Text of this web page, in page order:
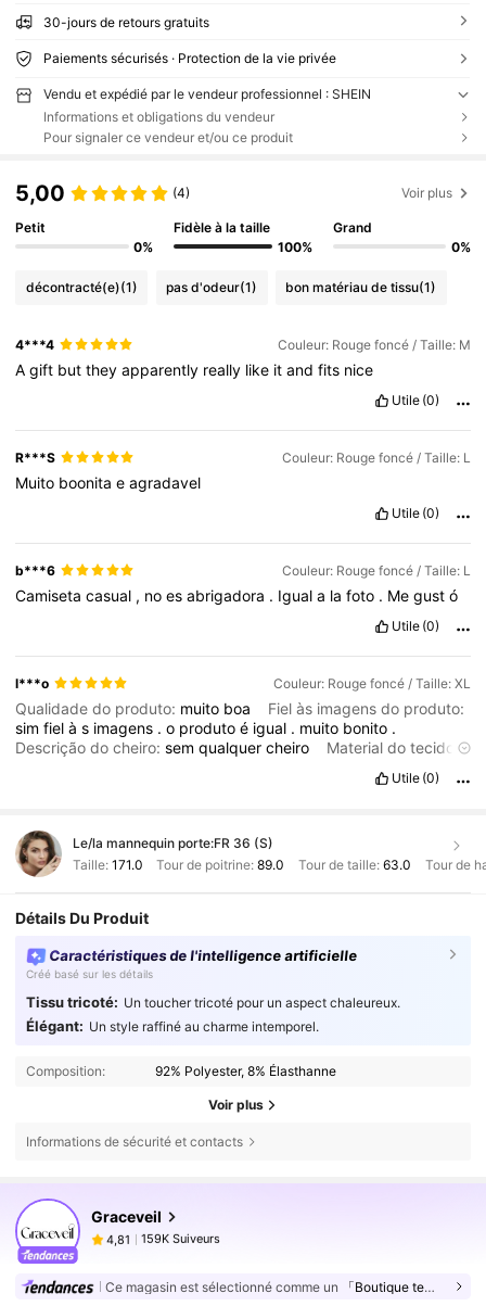
30-jours de retours gratuits
Paiements sécurisés · Protection de la vie privée
Vendu et expédié par le vendeur professionnel : SHEIN
Informations et obligations du vendeur
Pour signaler ce vendeur et/ou ce produit
5,00 (4) Voir plus
Petit
0%
Fidèle à la taille
100%
Grand
0%
décontracté(e)(1) pas d'odeur(1) bon matériau de tissu(1)
4***4 Couleur: Rouge foncé / Taille: M
Agift buttheyapparently really like itandfits nice
Utile (0)
R***S Couleur: Rouge foncé / Taille: L
Muito boonitaeagradavel
Utile (0)
b***6 Couleur: Rouge foncé / Taille: L
Camisetacasual , noesabrigadora . Iguala lafoto . Megustó
Utile (0)
l***o Couleur: Rouge foncé / Taille: XL
Qualidade do produto: muito boa
Fiel às imagens do produto:
simfielàs imagens .o produtoé igual . muito bonito .
Descrição do cheiro:semqualquercheiro
Material do tecido:
Utile (0)
Le/la mannequin porte:FR 36 (S)
Taille: 171.0 Tour de poitrine:89.0 Tour de taille: 63.0 Tour de
Détails Du Produit
Caractéristiques de l'intelligence artificielle
Créé basé sur les détails
Tissu tricoté: Un toucher tricoté pour un aspect chaleureux.
Élégant: Un style raffiné au charme intemporel.
Composition: 92% Polyester, 8% Élasthanne
Voir plus
Informations de sécurité et contacts
Graceveil
4,81
159K Suiveurs
d***rest en train de naviguer
4,81 159K Suiveurs
Ce magasin est sélectionné comme un 「Boutique tendance」